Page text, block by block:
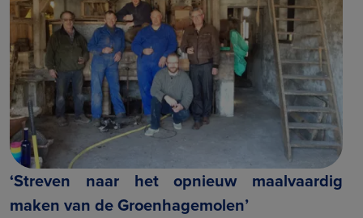
‘Streven naar het opnieuw maalvaardig
maken van de Groenhagemolen’